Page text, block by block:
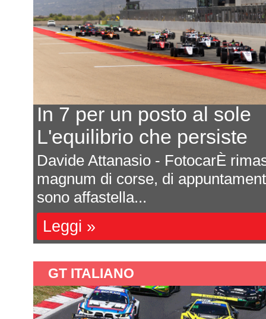
In 7 per un posto al sole
L'equilibrio che persiste
Davide Attanasio - FotocarÈ
magnum di corse, di
sono affastella...
Leggi »
GT ITALIANO